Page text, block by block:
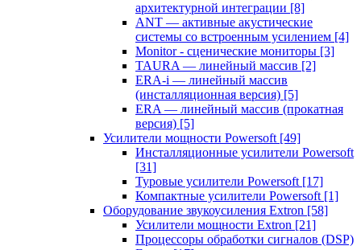
архитектурной интеграции [8]
ANT — активные акустические
системы со встроенным усилением [4]
Monitor - сценические мониторы [3]
TAURA — линейный массив [2]
ERA-i — линейный массив
(инсталляционная версия) [5]
ERA — линейный массив (прокатная
версия) [5]
Усилители мощности Powersoft [49]
Инсталляционные усилители Powersoft
[31]
Туровые усилители Powersoft [17]
Компактные усилители Powersoft [1]
Оборудование звукоусиления Extron [58]
Усилители мощности Extron [21]
Процессоры обработки сигналов (DSP)